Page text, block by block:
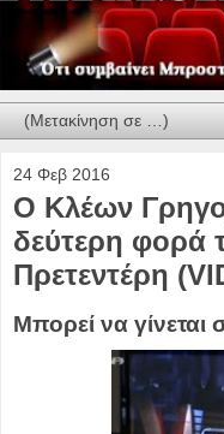
24 Φεβ 2016
Ο Κλέων
δεύτερη φορά
Πρετεντέρη
Μπορεί να γίνεται